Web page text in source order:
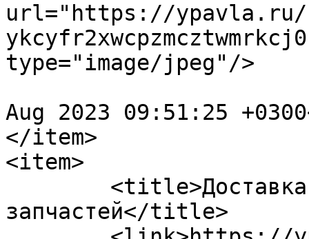
url="https://ypavla.ru/
type="image/jpeg"/>
Aug 2023 09:51:25
</item>
<item>
запчастей</title>